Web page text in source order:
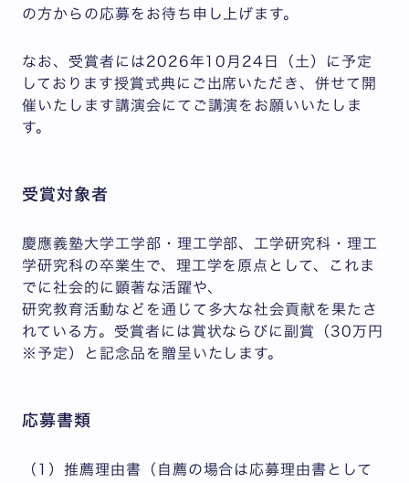
の方からの応募をお待ち申し上げます。
なお、受賞者には2026年10月24日（土）に予定
しております授賞式典にご出席いただき、併せて開
催いたします講演会にてご講演をお願いいたしま
す。
受賞対象者
慶應義塾大学工学部・理工学部、工学研究科・理工
学研究科の卒業生で、理工学を原点として、これま
でに社会的に顕著な活躍や、
研究教育活動などを通じて多大な社会貢献を果たさ
れている方。受賞者には賞状ならびに副賞（30万円
※予定）と記念品を贈呈いたします。
応募書類
（1）推薦理由書（自薦の場合は応募理由書として